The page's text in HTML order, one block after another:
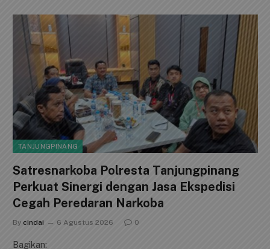
TANJUNGPINANG
Satresnarkoba Polresta Tanjungpinang
Perkuat Sinergi dengan Jasa Ekspedisi
Cegah Peredaran Narkoba
By cindai 6 Agustus 2026 0
Bagikan: